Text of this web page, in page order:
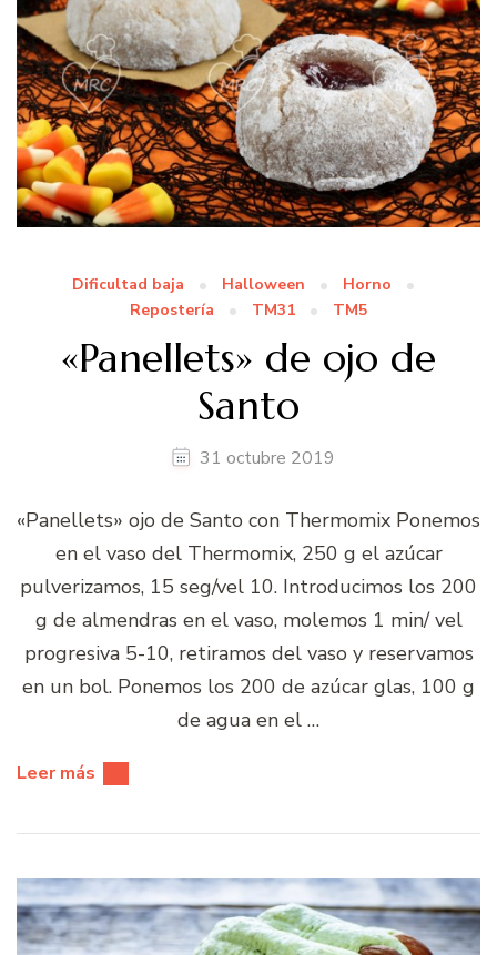
Dificultad baja Halloween
Horno
Repostería
TM31 TM5
«Panellets» de ojo de
Santo
31 octubre 2019
«Panellets» ojo de Santo con Thermomix Ponemos
en el vaso del Thermomix, 250 g el azúcar
pulverizamos, 15 seg/vel 10. Introducimos los 200
g de almendras en el vaso, molemos 1 min/ vel
progresiva 5-10, retiramos del vaso y reservamos
en un bol. Ponemos los 200 de azúcar glas, 100 g
de agua en el …
Leer más